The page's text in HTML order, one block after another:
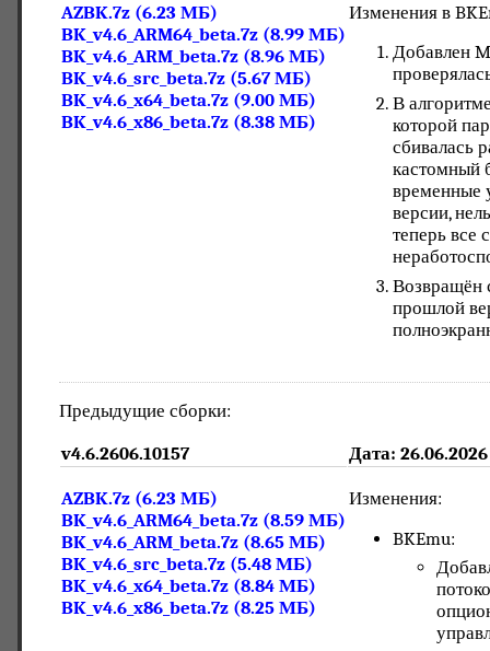
AZBK.7z (6.23 МБ)
BK_v4.6_ARM64_beta.7z (8.99 МБ)
BK_v4.6_ARM_beta.7z (8.96 МБ)
BK_v4.6_src_beta.7z (5.67 МБ)
BK_v4.6_x64_beta.7z (9.00 МБ)
BK_v4.6_x86_beta.7z (8.38 МБ)
Изменения в
Добавлен
В
которой
сбивалась
кастомный
временные
версии,
теперь все
Возвращён
прошлой
Предыдущие сборки:
v4.6.2606.10157 Дата:
AZBK.7z (6.23 МБ)
BK_v4.6_ARM64_beta.7z (8.59 МБ)
BK_v4.6_ARM_beta.7z (8.65 МБ)
BK_v4.6_src_beta.7z (5.48 МБ)
BK_v4.6_x64_beta.7z (8.84 МБ)
BK_v4.6_x86_beta.7z (8.25 МБ)
Изменения:
BKEmu: